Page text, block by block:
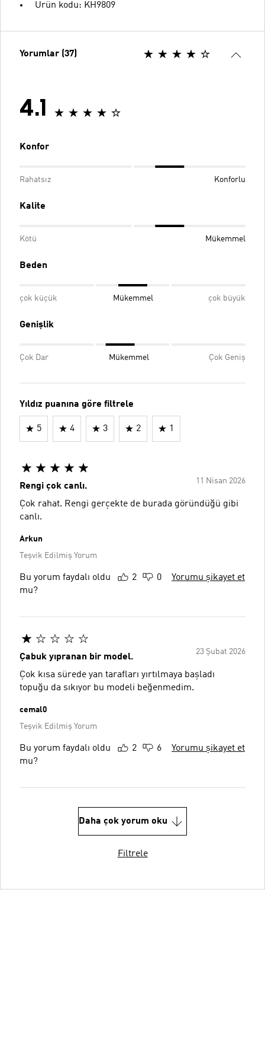
Ürün kodu: KH9809
Yorumlar (37)
4.1
Konfor
Rahatsız Konforlu
Kalite
Kötü Mükemmel
Beden
çok küçük Mükemmel çok büyük
Genişlik
Çok Dar Mükemmel Çok Geniş
Yıldız puanına göre filtrele
5 4 3 2 1
11 Nisan 2026
Rengi çok canlı.
Çok rahat. Rengi gerçekte de burada göründüğü gibi
canlı.
Arkun
Teşvik Edilmiş Yorum
Bu yorum faydalı oldu
mu?
2 0 Yorumu şikayet et
23 Şubat 2026
Çabuk yıpranan bir model.
Çok kısa sürede yan tarafları yırtılmaya başladı
topuğu da sıkıyor bu modeli beğenmedim.
cemal0
Teşvik Edilmiş Yorum
Bu yorum faydalı oldu
mu?
2 6 Yorumu şikayet et
Daha çok yorum oku
Filtrele